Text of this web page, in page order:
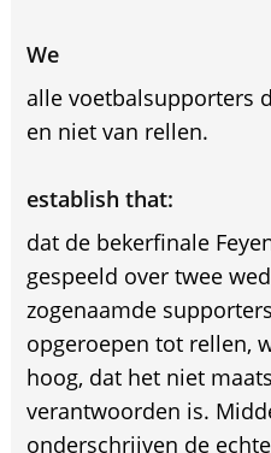
We
alle voetbalsupporters
en niet van rellen.
establish that:
dat de bekerfinale
gespeeld over twee
zogenaamde
opgeroepen tot rellen,
hoog, dat het niet
verantwoorden is.
onderschrijven de